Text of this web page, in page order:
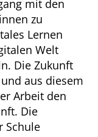
mit den
zu
Lernen
Welt
Die Zukunft
aus diesem
Arbeit den
Die
Schule